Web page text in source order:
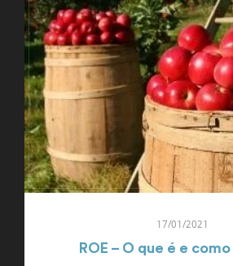
17/01/2021
ROE – O que é e